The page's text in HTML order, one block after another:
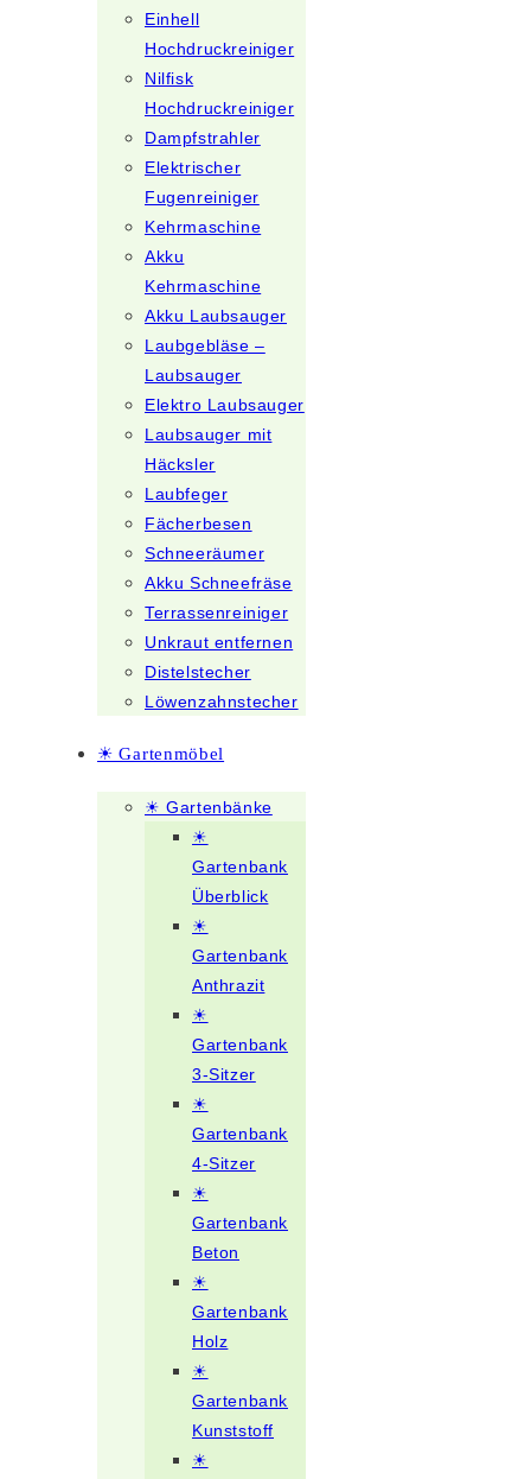
Einhell
Hochdruckreiniger
Nilfisk
Hochdruckreiniger
Dampfstrahler
Elektrischer
Fugenreiniger
Kehrmaschine
Akku
Kehrmaschine
Akku Laubsauger
Laubgebläse –
Laubsauger
Elektro Laubsauger
Laubsauger mit
Häcksler
Laubfeger
Fächerbesen
Schneeräumer
Akku Schneefräse
Terrassenreiniger
Unkraut entfernen
Distelstecher
Löwenzahnstecher
☀ Gartenmöbel
☀ Gartenbänke
☀
Gartenbank
Überblick
☀
Gartenbank
Anthrazit
☀
Gartenbank
3-Sitzer
☀
Gartenbank
4-Sitzer
☀
Gartenbank
Beton
☀
Gartenbank
Holz
☀
Gartenbank
Kunststoff
☀